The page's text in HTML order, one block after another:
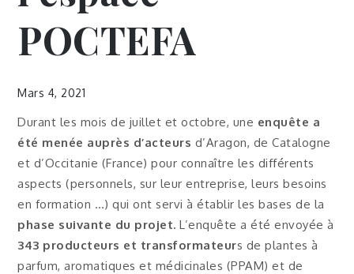
POCTEFA
Mars 4, 2021
Durant les mois de juillet et octobre, une enquête a
été menée auprès d’acteurs d’Aragon, de Catalogne
et d’Occitanie (France) pour connaître les différents
aspects (personnels, sur leur entreprise, leurs besoins
en formation …) qui ont servi à établir les bases de la
phase suivante du projet. L’enquête a été envoyée à
343 producteurs et transformateurs de plantes à
parfum, aromatiques et médicinales (PPAM) et de